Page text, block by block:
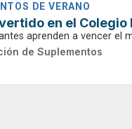
DE VERANO
en el Colegio
aprenden a vencer el
de Suplementos